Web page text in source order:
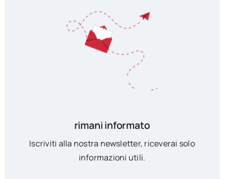
rimani informato
Iscriviti alla nostra newsletter, riceverai solo
informazioni utili.